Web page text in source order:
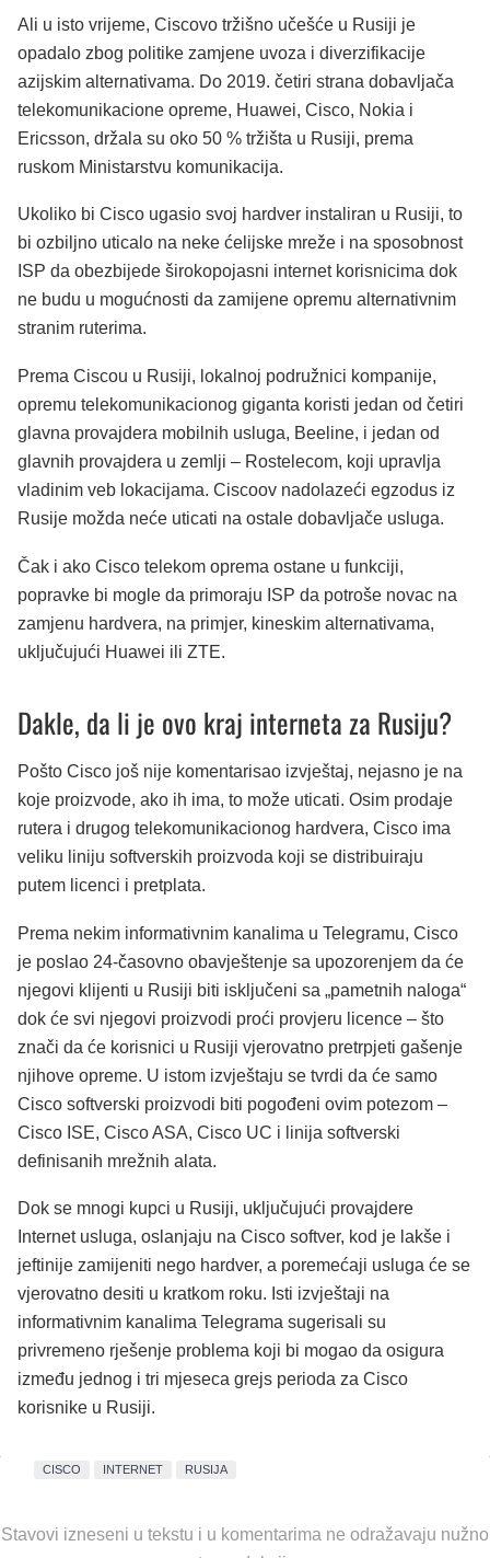
Ali u isto vrijeme, Ciscovo tržišno učešće u Rusiji je
opadalo zbog politike zamjene uvoza i diverzifikacije
azijskim alternativama. Do 2019. četiri strana dobavljača
telekomunikacione opreme, Huawei, Cisco, Nokia i
Ericsson, držala su oko 50 % tržišta u Rusiji, prema
ruskom Ministarstvu komunikacija.
Ukoliko bi Cisco ugasio svoj hardver instaliran u Rusiji, to
bi ozbiljno uticalo na neke ćelijske mreže i na sposobnost
ISP da obezbijede širokopojasni internet korisnicima dok
ne budu u mogućnosti da zamijene opremu alternativnim
stranim ruterima.
Prema Ciscou u Rusiji, lokalnoj podružnici kompanije,
opremu telekomunikacionog giganta koristi jedan od četiri
glavna provajdera mobilnih usluga, Beeline, i jedan od
glavnih provajdera u zemlji – Rostelecom, koji upravlja
vladinim veb lokacijama. Ciscoov nadolazeći egzodus iz
Rusije možda neće uticati na ostale dobavljače usluga.
Čak i ako Cisco telekom oprema ostane u funkciji,
popravke bi mogle da primoraju ISP da potroše novac na
zamjenu hardvera, na primjer, kineskim alternativama,
uključujući Huawei ili ZTE.
Dakle, da li je ovo kraj interneta za Rusiju?
Pošto Cisco još nije komentarisao izvještaj, nejasno je na
koje proizvode, ako ih ima, to može uticati. Osim prodaje
rutera i drugog telekomunikacionog hardvera, Cisco ima
veliku liniju softverskih proizvoda koji se distribuiraju
putem licenci i pretplata.
Prema nekim informativnim kanalima u Telegramu, Cisco
je poslao 24-časovno obavještenje sa upozorenjem da će
njegovi klijenti u Rusiji biti isključeni sa „pametnih naloga“
dok će svi njegovi proizvodi proći provjeru licence – što
znači da će korisnici u Rusiji vjerovatno pretrpjeti gašenje
njihove opreme. U istom izvještaju se tvrdi da će samo
Cisco softverski proizvodi biti pogođeni ovim potezom –
Cisco ISE, Cisco ASA, Cisco UC i linija softverski
definisanih mrežnih alata.
Dok se mnogi kupci u Rusiji, uključujući provajdere
Internet usluga, oslanjaju na Cisco softver, kod je lakše i
jeftinije zamijeniti nego hardver, a poremećaji usluga će se
vjerovatno desiti u kratkom roku. Isti izvještaji na
informativnim kanalima Telegrama sugerisali su
privremeno rješenje problema koji bi mogao da osigura
između jednog i tri mjeseca grejs perioda za Cisco
korisnike u Rusiji.
CISCO INTERNET RUSIJA
Stavovi izneseni u tekstu i u komentarima ne odražavaju nužno